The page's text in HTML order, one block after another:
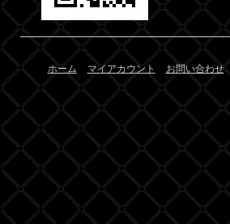
ホーム マイアカウント お問い合わせ